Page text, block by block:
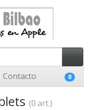
Contacto 0
(0 art.)